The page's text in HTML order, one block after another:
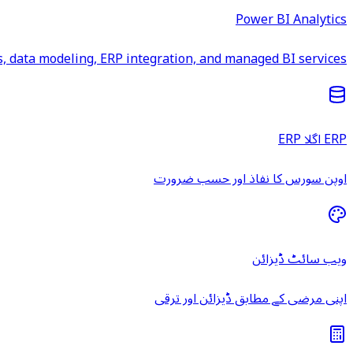
Power BI Analytics
data modeling, ERP integration, and managed BI services.
ERP اگلا ERP
اوپن سورس کا نفاذ اور حسب ضرورت
ویب سائٹ ڈیزائن
اپنی مرضی کے مطابق ڈیزائن اور ترقی